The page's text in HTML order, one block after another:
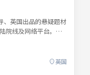
、英国出品的悬疑题材
院线及网络平台。主
同诠释一段充满转折
地域气质成为叙事推
同步与流媒体首播信英国